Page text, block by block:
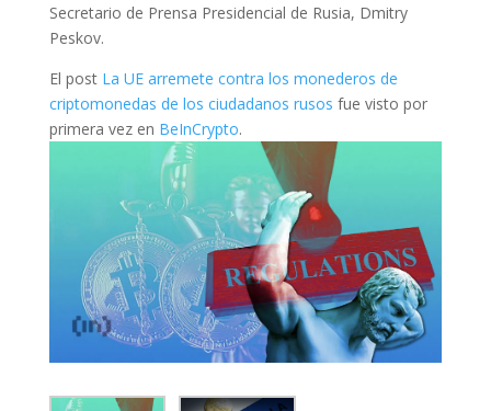
Secretario de Prensa Presidencial de Rusia, Dmitry
Peskov.
El post La UE arremete contra los monederos de
criptomonedas de los ciudadanos rusos fue visto por
primera vez en BeInCrypto.